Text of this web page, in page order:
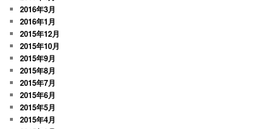
2016年3月
2016年1月
2015年12月
2015年10月
2015年9月
2015年8月
2015年7月
2015年6月
2015年5月
2015年4月